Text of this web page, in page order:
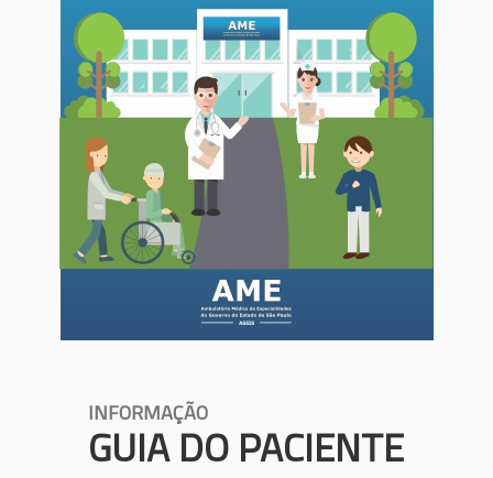
INFORMAÇÃO
GUIA DO PACIENTE